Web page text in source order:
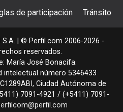
de participación Tránsito
| © Perfil.com 2006-2026 -
reservados.
María José Bonacifa.
intelectual número 5346433
C1289ABI , Ciudad Autónoma de
7091-4921 / (+5411) 7091-